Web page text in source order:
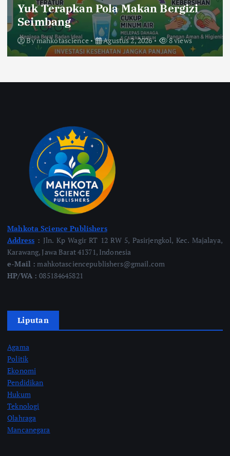
Yuk Terapkan Pola Makan Bergizi
Seimbang
Bymahkotascience Agustus 2, 2026 8 views
Mahkota Science Publishers
Address : Jln. Kp Wagir RT 12 RW 5, Pasirjengkol, Kec. Majalaya,
Karawang, Jawa Barat 41371, Indonesia
e-Mail : mahkotasciencepublishers@gmail.com
HP/WA :085184645821
Liputan
Agama
Politik
Ekonomi
Pendidikan
Hukum
Teknologi
Olahraga
Mancanegara